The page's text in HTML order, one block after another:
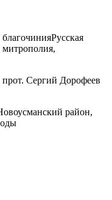
Русская
Сергий Дорофеев
район,